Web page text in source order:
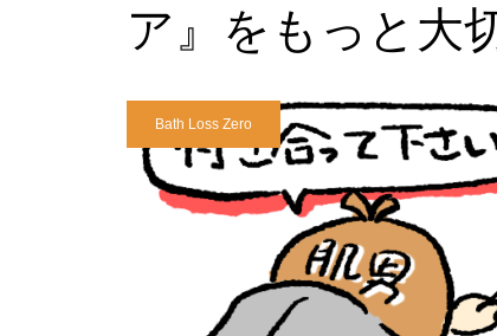
良い？病院の専門科目に無
由
1億総ストレス社会の本当
因は化学ストレスという説
顧客優先の商品開発
成功には執念が必要
できること。そもそも健康
どういう状態？
【女性と赤ちゃんを守る】
剤メーカーがフェムテック
キョーへ出展する真意
ア』をもっと大
Bath Loss Zero